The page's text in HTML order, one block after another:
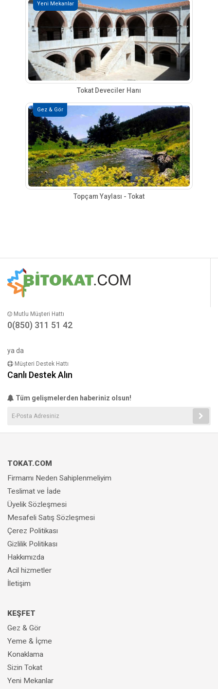
Yeni Mekanlar
Tokat Deveciler Hanı
Gez & Gör
Topçam Yaylası - Tokat
Mutlu Müşteri Hattı
0(850) 311 51 42
ya da
Müşteri Destek Hattı
Canlı Destek Alın
Tüm gelişmelerden haberiniz olsun!
TOKAT.COM
Firmamı Neden Sahiplenmeliyim
Teslimat ve İade
Üyelik Sözleşmesi
Mesafeli Satış Sözleşmesi
Çerez Politikası
Gizlilik Politikası
Hakkımızda
Acil hizmetler
İletişim
KEŞFET
Gez & Gör
Yeme & İçme
Konaklama
Sizin Tokat
Yeni Mekanlar